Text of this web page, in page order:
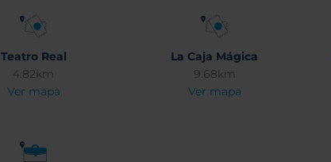
Teatro Real
4.82km
Ver mapa
La Caja Mágica
9.68km
Ver mapa